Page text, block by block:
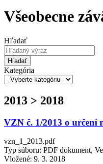
Všeobecne
Hľadať
Hľadať
Kategória
2013 > 2018
VZN č. 1/2013 o určení
vzn_1_2013.pdf
Typ súboru: PDF dokument,
Vložené: 9. 3. 2018